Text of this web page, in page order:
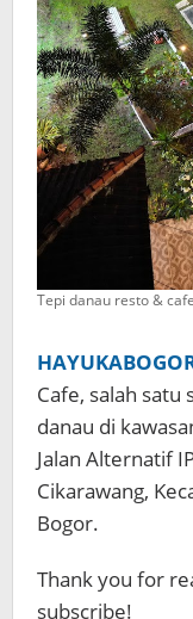
Tepi danau resto &
Cafe, salah
danau di
Jalan Alternatif
Cikarawang,
Bogor.
Thank you for
subscribe!